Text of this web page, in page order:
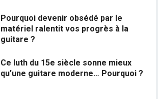
Pourquoi devenir obsédé par le
matériel ralentit vos progrès à la
guitare ?
Ce luth du 15e siècle sonne mieux
qu’une guitare moderne… Pourquoi ?